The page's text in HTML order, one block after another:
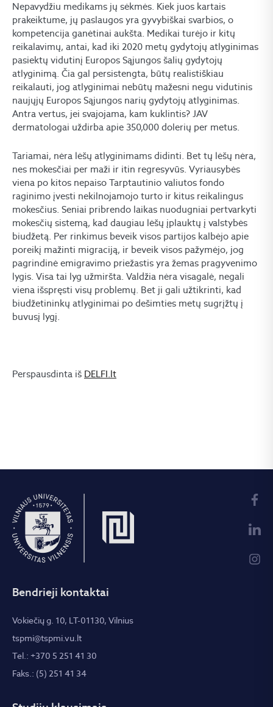
Nepavydžiu medikams jų sėkmės. Kiek juos kartais
prakeiktume, jų paslaugos yra gyvybiškai svarbios, o
kompetencija ganėtinai aukšta. Medikai turėjo ir kitų
reikalavimų, antai, kad iki 2020 metų gydytojų atlyginimas
pasiektų vidutinį Europos Sąjungos šalių gydytojų
atlyginimą. Čia gal persistengta, būtų realistiškiau
reikalauti, jog atlyginimai nebūtų mažesni negu vidutinis
naujųjų Europos Sąjungos narių gydytojų atlyginimas.
Antra vertus, jei svajojama, kam kuklintis? JAV
dermatologai uždirba apie 350,000 dolerių per metus.
Tariamai, nėra lėšų atlyginimams didinti. Bet tų lėšų nėra,
nes mokesčiai per maži ir itin regresyvūs. Vyriausybės
viena po kitos nepaiso Tarptautinio valiutos fondo
raginimo įvesti nekilnojamojo turto ir kitus reikalingus
mokesčius. Seniai pribrendo laikas nuodugniai pertvarkyti
mokesčių sistemą, kad daugiau lėšų įplauktų į valstybės
biudžetą. Per rinkimus beveik visos partijos kalbėjo apie
poreikį mažinti migraciją, ir beveik visos pažymėjo, jog
pagrindinė emigravimo priežastis yra žemas pragyvenimo
lygis. Visa tai lyg užmiršta. Valdžia nėra visagalė, negali
viena išspręsti visų problemų. Bet ji gali užtikrinti, kad
biudžetininkų atlyginimai po dešimties metų sugrįžtų į
buvusį lygį.
Perspausdinta iš DELFI.lt
Bendrieji kontaktai
Vokiečių g. 10, LT-01130, Vilnius
tspmi@tspmi.vu.lt
Tel.: +370 5 251 41 30
Faks.: (5) 251 41 34